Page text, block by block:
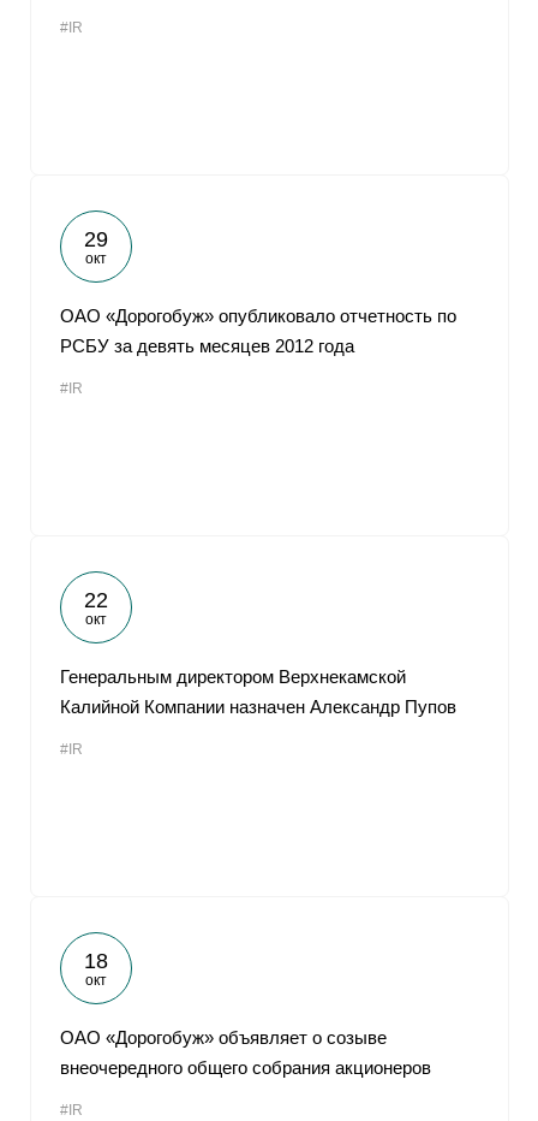
#IR
29
окт
ОАО «Дорогобуж» опубликовало отчетность по
РСБУ за девять месяцев 2012 года
#IR
22
окт
Генеральным директором Верхнекамской
Калийной Компании назначен Александр Пупов
#IR
18
окт
ОАО «Дорогобуж» объявляет о созыве
внеочередного общего собрания акционеров
#IR